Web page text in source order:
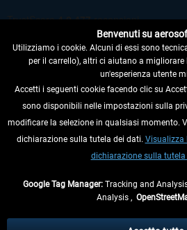
RECEDERE DAL CONTRATTO
INFORMAZIONI
Benvenuti su
Utilizziamo i cookie. Alcuni di essi sono
per il carrello), altri ci aiutano a
un'esperienza utente
Accetti i seguenti cookie facendo clic su
sono disponibili nelle impostazioni sulla
modificare la selezione in qualsiasi momento.
dichiarazione sulla tutela dei dati. Visualizza
dichiarazione sulla tutela
Google Tag Manager: Tracking and
Analysis ,